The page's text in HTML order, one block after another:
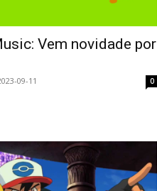
Vem novidade por
09-11 0